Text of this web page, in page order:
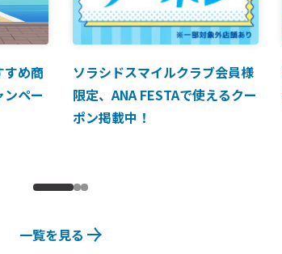
すめ商
ペー
ソラシドスマイルクラブ会員様
限定、ANA FESTAで使えるクー
ポン掲載中！
一覧を見る